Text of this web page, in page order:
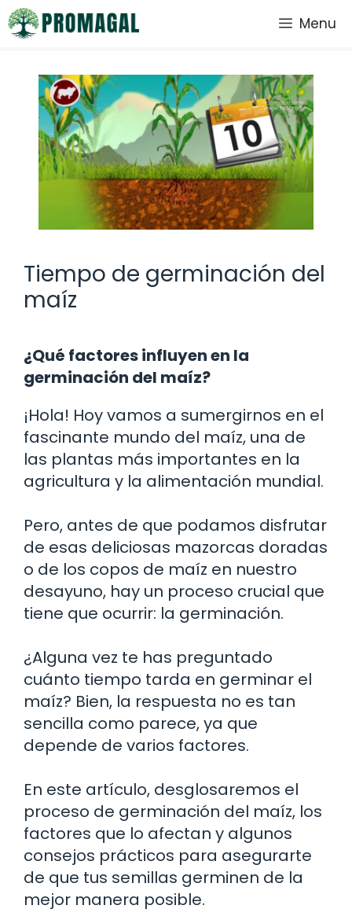
Saltar
al
Menu
Tiempo de germinación del
maíz
¿Qué factores influyen en la
germinación del maíz?
¡Hola! Hoy vamos a sumergirnos en el
fascinante mundo del maíz, una de
las plantas más importantes en la
agricultura y la alimentación mundial.
Pero, antes de que podamos disfrutar
de esas deliciosas mazorcas doradas
o de los copos de maíz en nuestro
desayuno, hay un proceso crucial que
tiene que ocurrir: la germinación.
¿Alguna vez te has preguntado
cuánto tiempo tarda en germinar el
maíz? Bien, la respuesta no es tan
sencilla como parece, ya que
depende de varios factores.
En este artículo, desglosaremos el
proceso de germinación del maíz, los
factores que lo afectan y algunos
consejos prácticos para asegurarte
de que tus semillas germinen de la
mejor manera posible.